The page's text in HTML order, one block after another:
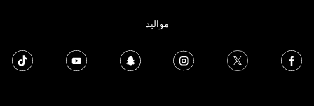
مواليد